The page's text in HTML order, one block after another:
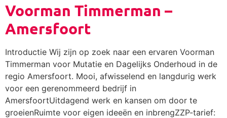
Voorman Timmerman –
Amersfoort
Introductie Wij zijn op zoek naar een ervaren Voorman
Timmerman voor Mutatie en Dagelijks Onderhoud in de
regio Amersfoort. Mooi, afwisselend en langdurig werk
voor een gerenommeerd bedrijf in
AmersfoortUitdagend werk en kansen om door te
groeienRuimte voor eigen ideeën en inbrengZZP-tarief: